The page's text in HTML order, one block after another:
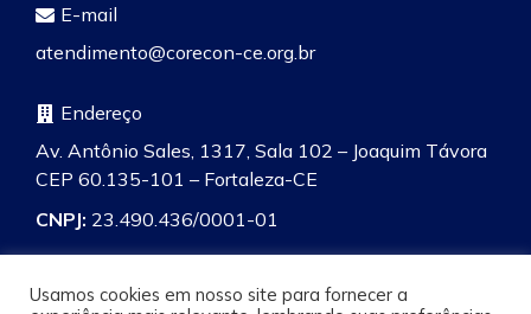
E-mail
atendimento@corecon-ce.org.br
Endereço
Av. Antônio Sales, 1317, Sala 102 – Joaquim Távora
CEP 60.135-101 – Fortaleza-CE
CNPJ: 23.490.436/0001-01
Usamos cookies em nosso site para fornecer a